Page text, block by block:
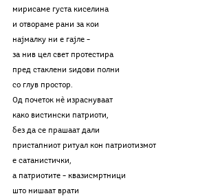
мирисаме густа киселина
и отвораме рани за кои
најмалку ни е гајле –
за нив цел свет протестира
пред стаклени ѕидови полни
со глув простор.
Од почеток нѐ израснуваат
како вистински патриоти,
без да се прашаат дали
пристапниот ритуал кон патриотизмот
е сатанистички,
а патриотите – квазисмртници
што нишаат врати